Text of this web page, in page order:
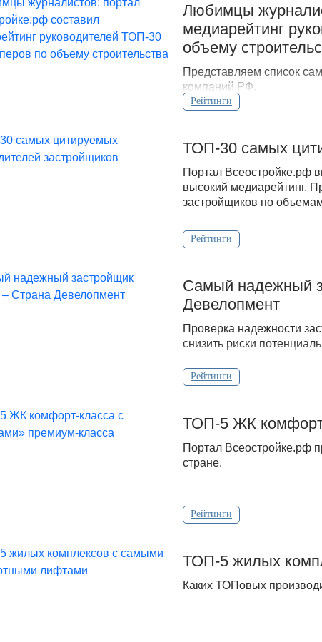
Любимцы
медиарейтинг
объему
Представляем список
компаний РФ.
Рейтинги
ТОП-30 самых
Портал Всеостройке.рф
высокий медиарейтинг.
застройщиков по
Рейтинги
Самый надежный
Девелопмент
Проверка надежности
снизить риски
Рейтинги
ТОП-5 ЖК
Портал Всеостройке.рф
стране.
Рейтинги
ТОП-5 жилых
Каких ТОПовых